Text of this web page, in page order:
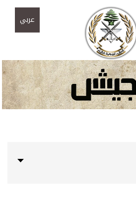
عربي